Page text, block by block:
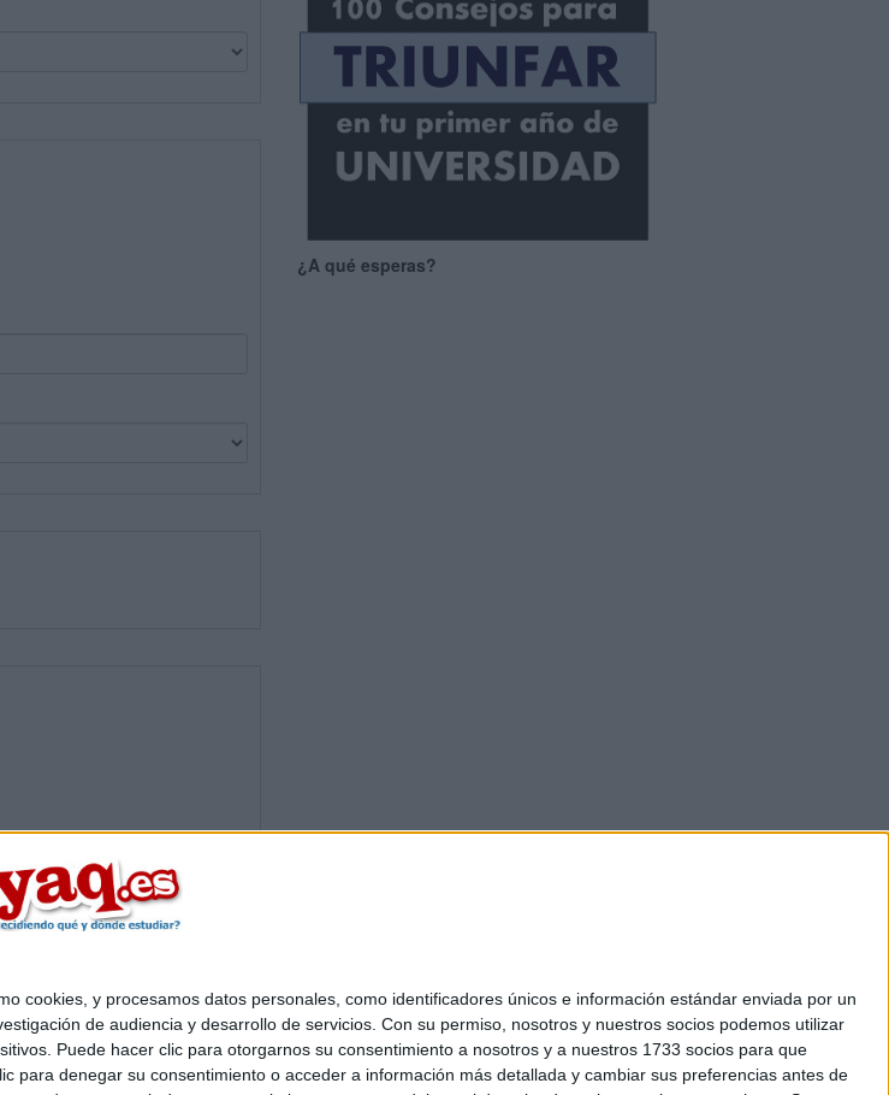
cookies, y procesamos datos personales, como identificadores únicos e información estándar enviada por un
de audiencia y desarrollo de servicios. Con su permiso, nosotros y nuestros socios podemos utilizar
Puede hacer clic para otorgarnos su consentimiento a nosotros y a nuestros 1733 socios para que
denegar su consentimiento o acceder a información más detallada y cambiar sus preferencias antes de
¿A qué esperas?
|Contactar| Anúnciate
|Condiciones generales|Política de cookies